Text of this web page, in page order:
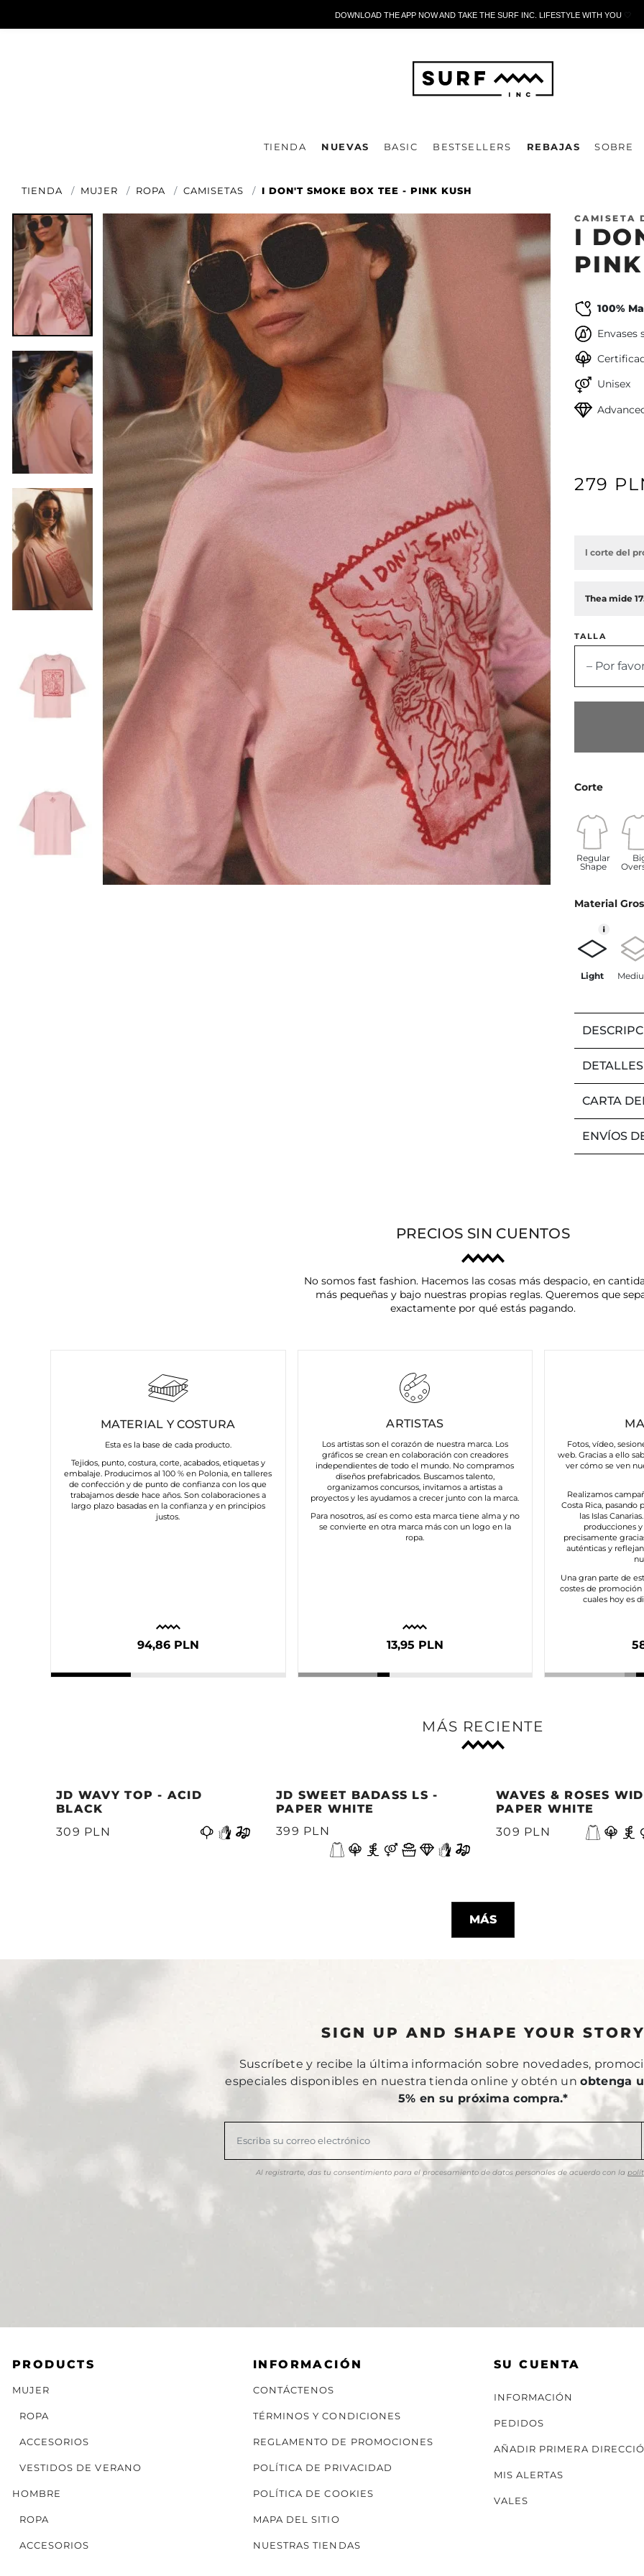
DOWNLOAD THE APP NOW AND TAKE THE SURF INC. LIFESTYLE WITH YOU🤍
TIENDA NUEVAS BASIC BESTSELLERS REBAJAS SOBRE
TIENDA MUJER ROPA CAMISETAS I DON'T SMOKE BOX TEE - PINK KUSH
Anterior Siguiente
CAMISETA
I
100%
Envases
Unisex
279
l corte del
Thea mide
TALLA
– Por
Corte
Regular
Shape
Material
Light
DETALLES
CARTA
ENVÍOS
PRECIOS SIN CUENTOS
No somos fast fashion. Hacemos las cosas más despacio, en
más pequeñas y bajo nuestras propias reglas. Queremos que
exactamente por qué estás pagando.
MATERIAL Y COSTURA
Esta es la base de cada producto.
Tejidos, punto, costura, corte, acabados, etiquetas y
embalaje. Producimos al 100 % en Polonia, en talleres
de confección y de punto de confianza con los que
trabajamos desde hace años. Son colaboraciones a
largo plazo basadas en la confianza y en principios
justos.
94,86 PLN
ARTISTAS
Los artistas son el corazón de nuestra marca. Los
gráficos se crean en colaboración con creadores
independientes de todo el mundo. No compramos
diseños prefabricados. Buscamos talento,
organizamos concursos, invitamos a artistas a
proyectos y les ayudamos a crecer junto con la marca.
Para nosotros, así es como esta marca tiene alma y no
se convierte en otra marca más con un logo en la
ropa.
13,95 PLN
Fotos, vídeo,
web. Gracias a ello
ver cómo se ven
Realizamos
Costa Rica, pasando
las Islas
producciones
precisamente
auténticas y
Una gran parte de
costes de promoción
cuales hoy es
MÁS RECIENTE
JD WAVY TOP - ACID
BLACK
309 PLN
JD SWEET BADASS LS -
PAPER WHITE
399 PLN
WAVES & ROSES
PAPER WHITE
309 PLN
Anterior
MÁS
SIGN UP AND SHAPE YOUR STORY
Suscríbete y recibe la última información sobre novedades,
especiales disponibles en nuestra tienda online y obtén unobtenga
5% en su próxima compra.*
Al registrarte, das tu consentimiento para el procesamiento de datos personales de acuerdo con la
PRODUCTS
MUJER
ROPA
ACCESORIOS
VESTIDOS DE VERANO
HOMBRE
ROPA
ACCESORIOS
INFORMACIÓN
CONTÁCTENOS
TÉRMINOS Y CONDICIONES
REGLAMENTO DE PROMOCIONES
POLÍTICA DE PRIVACIDAD
POLÍTICA DE COOKIES
MAPA DEL SITIO
NUESTRAS TIENDAS
SU CUENTA
INFORMACIÓN
PEDIDOS
AÑADIR PRIMERA
MIS ALERTAS
VALES